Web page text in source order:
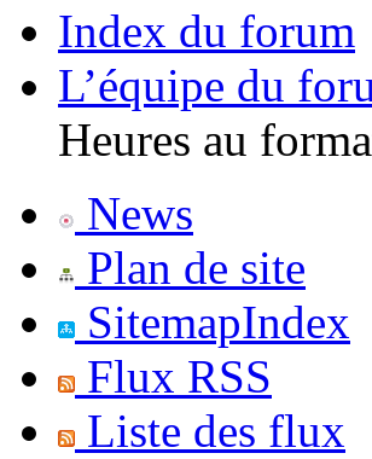
Index du forum
L’équipe du
Heures au
News
Plan de site
SitemapIndex
Flux RSS
Liste des flux